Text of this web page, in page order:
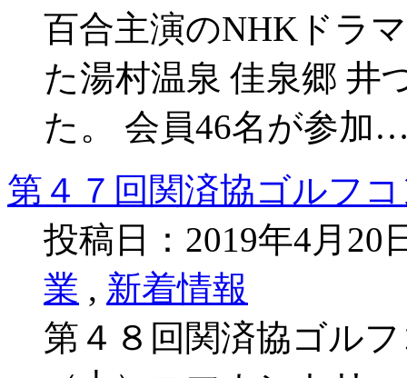
百合主演のNHKドラ
た湯村温泉 佳泉郷 井
た。 会員46名が参加
第４７回関済協ゴルフ
投稿日：2019年4月20
業 , 新着情報
第４８回関済協ゴル